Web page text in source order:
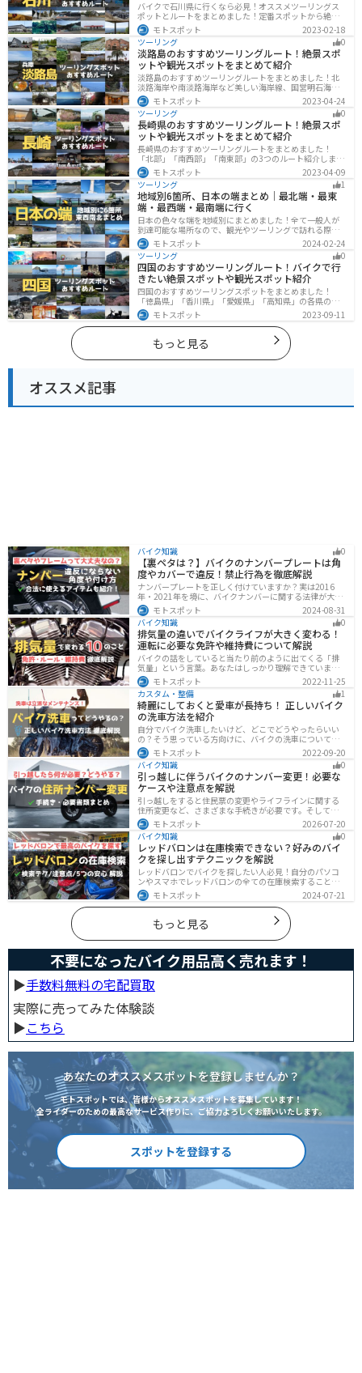
バイクで石川県に行くなら必見！オススメツーリングス
ポットとルートをまとめました！定番スポットから絶景
スポット、温泉、海、グルメなど様々なジャンルで楽し
めます。バイクで石川ツーリングに行こうと思っている
人は、参考にしてください。
モトスポット
2023-02-18
ツーリング
0
淡路島のおすすめツーリングルート！絶景スポ
ットや観光スポットをまとめて紹介
淡路島のおすすめツーリングルートをまとめました！北
淡路海岸や南淡路海岸など美しい海岸線、国営明石海峡
公園や淡路夢舞台など、自然とアートが融合した施設も
多数あります。バイクで淡路島にツーリングに行く際は
参考にしてください。
モトスポット
2023-04-24
ツーリング
0
長崎県のおすすめツーリングルート！絶景スポ
ットや観光スポットをまとめて紹介
長崎県のおすすめツーリングルートをまとめました！
「北部」「南西部」「南東部」の3つのルート紹介しま
す。国際色豊かな街並みや世界遺産、絶景ポイントが数
多く存在し、様々な楽しみ方ができます。バイクで長崎
県にツーリングに行く際は参考にしてください。
モトスポット
2023-04-09
ツーリング
1
地域別6箇所、日本の端まとめ｜最北端・最東
端・最西端・最南端に行く
日本の色々な端を地域別にまとめました！全て一般人が
到達可能な場所なので、観光やツーリングで訪れる際の
参考にしてください。
モトスポット
2024-02-24
ツーリング
0
四国のおすすめツーリングルート！バイクで行
きたい絶景スポットや観光スポット紹介
四国のおすすめツーリングスポットをまとめました！
「徳島県」「香川県」「愛媛県」「高知県」の各県の観
光地紹介します。自然豊かな山々や湖、温泉地が点在
し、四季折々の景色を楽しめるスポットが多数ありま
す。バイクで四国にツーリングに行く際は参考にしてく
ださい。
モトスポット 2023-09-11
もっと見る
オススメ記事
バイク知識 0
【裏ペタは？】バイクのナンバープレートは角
度やカバーで違反！禁止行為を徹底解説
ナンバープレートを正しく付けていますか？実は2016
年・2021年を境に、バイクナンバーに関する法律が大き
く変わっています！角度やカバー、ステーなど昔は大丈
夫でも今は違法になるケースが発生します。正しく理解
して、今一度見直してみましょう。合法で使えるアイテ
ムも紹介します。
モトスポット
2024-08-31
バイク知識
0
排気量の違いでバイクライフが大きく変わる！
運転に必要な免許や維持費について解説
バイクの話をしていると当たり前のように出てくる「排
気量」という言葉。あなたはしっかり理解できています
か？ バイクはクルマと違い、排気量によって必要な免
許・走れる道路の区分・車検の有無などが細かく変わっ
てきます。これらはバイクライフに大きく関わるもので
すので、正しく理解しておきましょう。
モトスポット
2022-11-25
カスタム・整備
1
綺麗にしておくと愛車が長持ち！ 正しいバイク
の洗車方法を紹介
自分でバイク洗車したいけど、どこでどうやったらいい
の？そう思っている方向けに、バイクの洗車について徹
底的にまとめました。バイク洗車ができる場所から洗車
手順まで全て解説します。正しい洗車方法は身につける
ことでバイクのメンテナンスにもなります。
モトスポット
2022-09-20
バイク知識
0
引っ越しに伴うバイクのナンバー変更！必要な
ケースや注意点を解説
引っ越しをすると住民票の変更やライフラインに関する
住所変更など、さまざまな手続きが必要です。そしてバ
イク乗りの場合は、住所変更やナンバー変更といったバ
イクに関する手続きも忘れてはいけません。しかし、必
要な手続きや手順がわからないという方も多いのではな
いでしょうか。ライダー引っ越したらバイクのナンバー
を変えないといけないの？ライダー引っ越し先でも原付
に乗る場合、どんな手続きが必要か知りたいライダー引
っ越したけど忙しくて住所変更もナンバー変更もしてい
ない・・・今回はこのような疑問・お悩みにお
モトスポット
2026-07-20
バイク知識
0
レッドバロンは在庫検索できない？好みのバイ
クを探し出すテクニックを解説
レッドバロンでバイクを探したい人必見！自分のパソコ
ンやスマホでレッドバロンの全ての在庫検索することは
不可能です。自分に合ったバイクを探すためには、店舗
に行きイントラネットで探してもらう必要があります。
その際の注意点や自分に合ったバイクを見つけるテクニ
ックをまとめました。
モトスポット 2024-07-21
もっと見る
不要になったバイク用品高く売れます！
▶︎手数料無料の宅配買取
実際に売ってみた体験談
▶︎こちら
あなたのオススメスポットを登録しませんか？
モトスポットでは、皆様からオススメスポットを募集しています！
全ライダーのための最高なサービス作りに、ご協力よろしくお願いいたします。
スポットを登録する